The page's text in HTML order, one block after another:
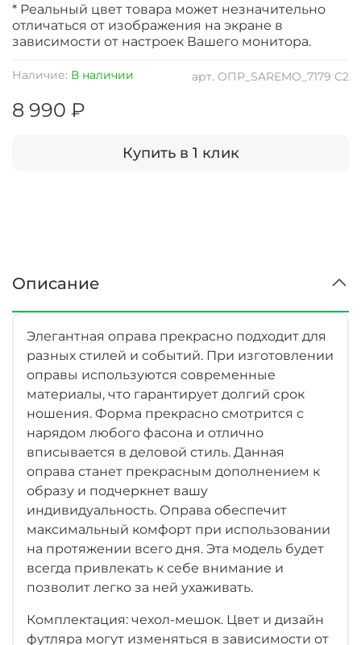
арт. ОПР_SAREMO_7179 C2
Наличие: В наличии
8 990 ₽
Купить в 1 клик
* Реальный цвет товара может незначительно
отличаться от изображения на экране в
зависимости от настроек Вашего монитора.
Описание
Элегантная оправа прекрасно подходит для
разных стилей и событий. При изготовлении
оправы используются современные
материалы, что гарантирует долгий срок
ношения. Форма прекрасно смотрится с
нарядом любого фасона и отлично
вписывается в деловой стиль. Данная
оправа станет прекрасным дополнением к
образу и подчеркнет вашу
индивидуальность. Оправа обеспечит
максимальный комфорт при использовании
на протяжении всего дня. Эта модель будет
всегда привлекать к себе внимание и
позволит легко за ней ухаживать.
Комплектация: чехол-мешок. Цвет и дизайн
футляра могут изменяться в зависимости от